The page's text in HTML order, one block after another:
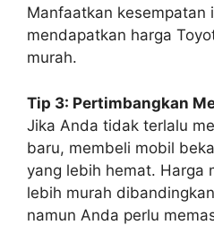
Manfaatkan kesempatan
mendapatkan harga
murah.
Tip 3: Pertimbangkan
Jika Anda tidak terlalu
baru, membeli mobil
yang lebih hemat. Harga
lebih murah
namun Anda perlu